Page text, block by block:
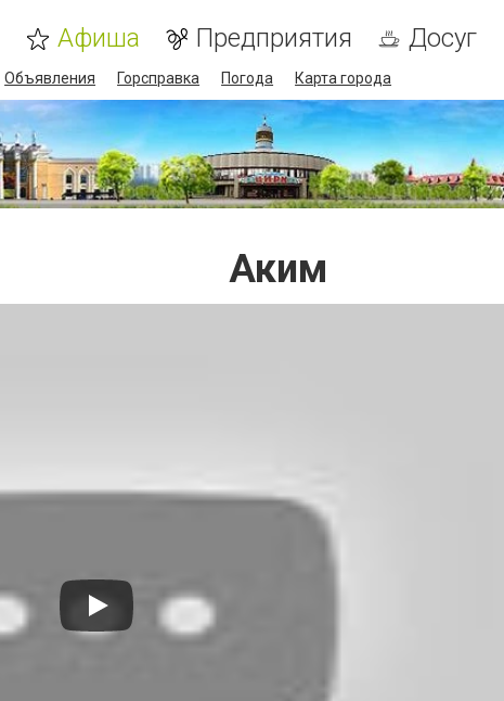
Афиша Предприятия Досуг
Объявления Горсправка Погода Карта города
Аким